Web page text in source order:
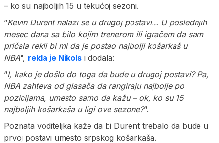
– ko su najboljih 15 u tekućoj sezoni.
“Kevin Durent nalazi se u drugoj postavi… U poslednjih
mesec dana sa bilo kojim trenerom ili igračem da sam
pričala rekli bi mi da je postao najbolji košarkaš u
NBA“, rekla je Nikols i dodala:
“I, kako je došlo do toga da bude u drugoj postavi? Pa,
NBA zahteva od glasača da rangiraju najbolje po
pozicijama, umesto samo da kažu – ok, ko su 15
najboljih košarkaša u ligi ove sezone?“.
Poznata voditeljka kaže da bi Durent trebalo da bude u
prvoj postavi umesto srpskog košarkaša.